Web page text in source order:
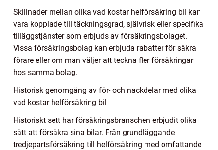
Skillnader mellan olika vad kostar helförsäkring bil kan
vara kopplade till täckningsgrad, självrisk eller specifika
tilläggstjänster som erbjuds av försäkringsbolaget.
Vissa försäkringsbolag kan erbjuda rabatter för säkra
förare eller om man väljer att teckna fler försäkringar
hos samma bolag.
Historisk genomgång av för- och nackdelar med olika
vad kostar helförsäkring bil
Historiskt sett har försäkringsbranschen erbjudit olika
sätt att försäkra sina bilar. Från grundläggande
tredjepartsförsäkring till helförsäkring med omfattande